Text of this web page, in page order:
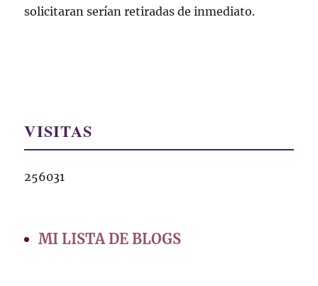
solicitaran serían retiradas de inmediato.
VISITAS
256031
MI LISTA DE BLOGS